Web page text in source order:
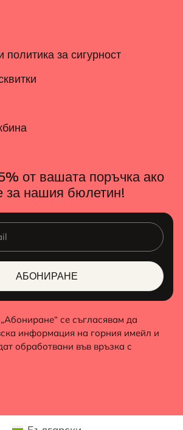
за сигурност
от вашата поръчка ако
за нашия бюлетин!
АБОНИРАНЕ
се съгласявам да
информация на горния имейл и
обработвани във връзка с